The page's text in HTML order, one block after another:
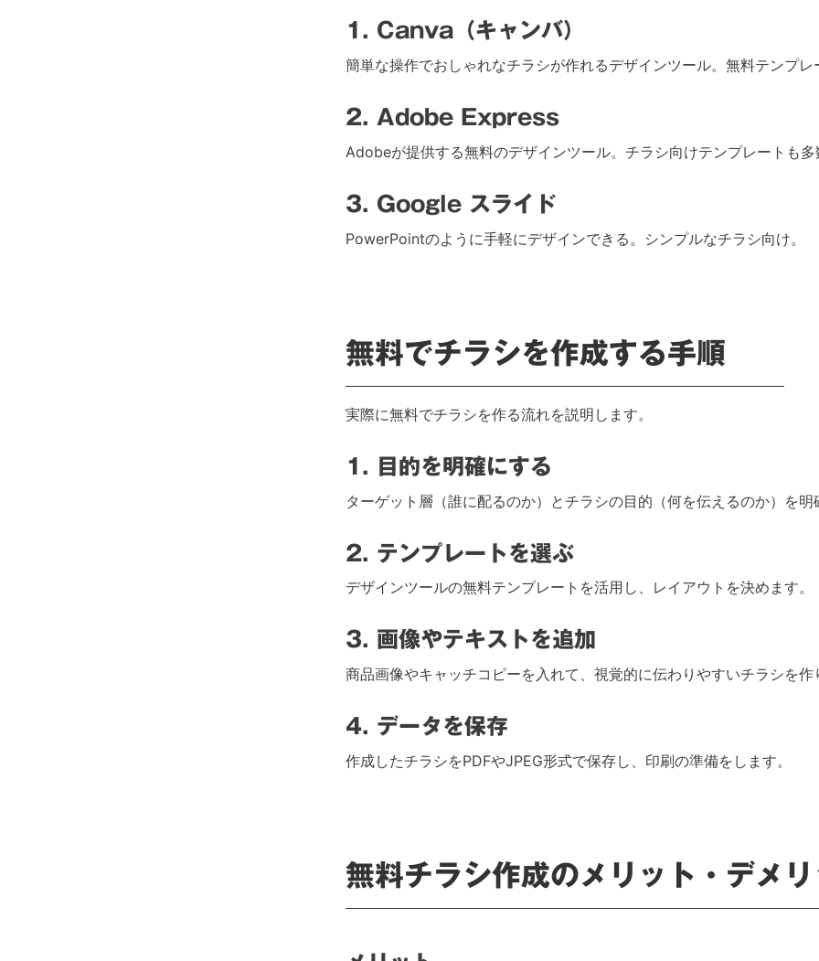
1. Canva（キャンバ）
簡単な操作でおしゃれなチラシが作れるデザインツール。無料テンプレ
2. Adobe Express
Adobeが提供する無料のデザインツール。チラシ向けテンプレートも
3. Google スライド
PowerPointのように手軽にデザインできる。シンプルなチラシ向け。
無料でチラシを作成する手順
実際に無料でチラシを作る流れを説明します。
1. 目的を明確にする
ターゲット層（誰に配るのか）とチラシの目的（何を伝えるのか）を
2. テンプレートを選ぶ
デザインツールの無料テンプレートを活用し、レイアウトを決めます。
3. 画像やテキストを追加
商品画像やキャッチコピーを入れて、視覚的に伝わりやすいチラシを作
4. データを保存
作成したチラシをPDFやJPEG形式で保存し、印刷の準備をします。
無料チラシ作成のメリット・デメ